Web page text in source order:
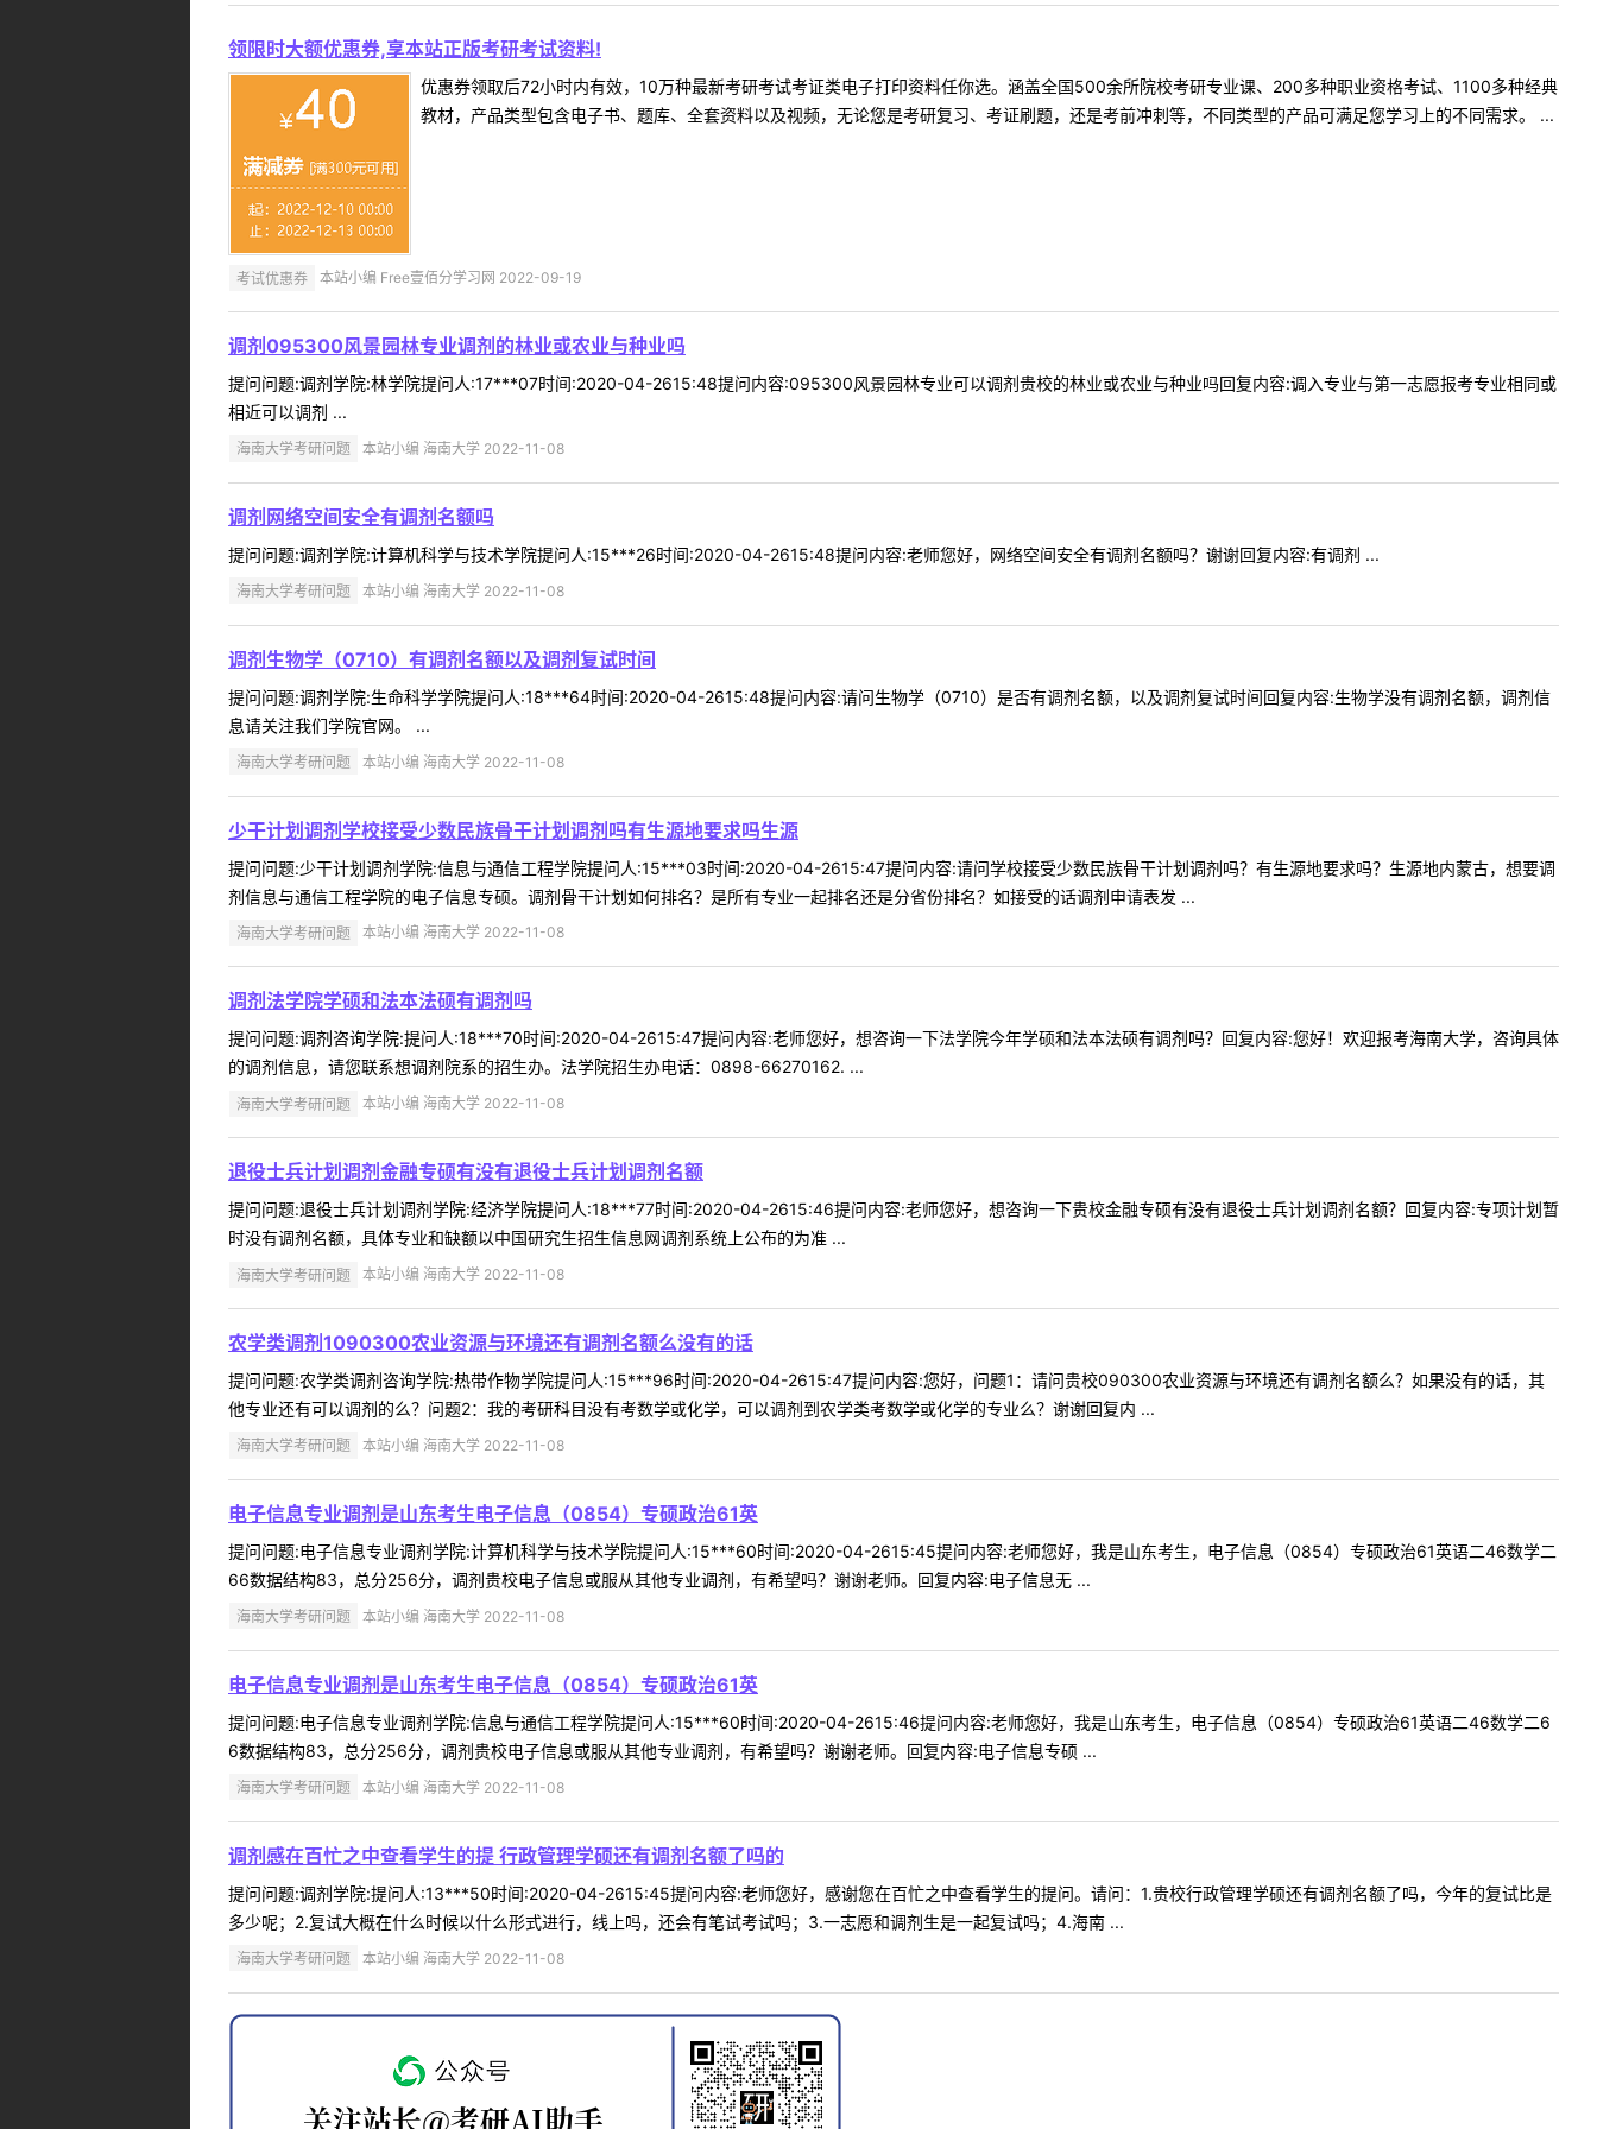
领限时大额优惠券,享本站正版考研考试资料!
优惠券领取后72小时内有效，10万种最新考研考试考证类电子打印资料任你选。涵盖全国500余所院校考研专业课、200多种职业资格考试、1100多种经典
教材，产品类型包含电子书、题库、全套资料以及视频，无论您是考研复习、考证刷题，还是考前冲刺等，不同类型的产品可满足您学习上的不同需求。 ...
考试优惠券 本站小编 Free壹佰分学习网 2022-09-19
调剂095300风景园林专业调剂的林业或农业与种业吗
提问问题:调剂学院:林学院提问人:17***07时间:2020-04-2615:48提问内容:095300风景园林专业可以调剂贵校的林业或农业与种业吗回复内容:调入专业与第一志愿报考专业相同或
相近可以调剂 ...
海南大学考研问题 本站小编 海南大学 2022-11-08
调剂网络空间安全有调剂名额吗
提问问题:调剂学院:计算机科学与技术学院提问人:15***26时间:2020-04-2615:48提问内容:老师您好，网络空间安全有调剂名额吗？谢谢回复内容:有调剂 ...
海南大学考研问题 本站小编 海南大学 2022-11-08
调剂生物学（0710）有调剂名额以及调剂复试时间
提问问题:调剂学院:生命科学学院提问人:18***64时间:2020-04-2615:48提问内容:请问生物学（0710）是否有调剂名额，以及调剂复试时间回复内容:生物学没有调剂名额，调剂信
息请关注我们学院官网。 ...
海南大学考研问题 本站小编 海南大学 2022-11-08
少干计划调剂学校接受少数民族骨干计划调剂吗有生源地要求吗生源
提问问题:少干计划调剂学院:信息与通信工程学院提问人:15***03时间:2020-04-2615:47提问内容:请问学校接受少数民族骨干计划调剂吗？有生源地要求吗？生源地内蒙古，想要调
剂信息与通信工程学院的电子信息专硕。调剂骨干计划如何排名？是所有专业一起排名还是分省份排名？如接受的话调剂申请表发 ...
海南大学考研问题 本站小编 海南大学 2022-11-08
调剂法学院学硕和法本法硕有调剂吗
提问问题:调剂咨询学院:提问人:18***70时间:2020-04-2615:47提问内容:老师您好，想咨询一下法学院今年学硕和法本法硕有调剂吗？回复内容:您好！欢迎报考海南大学，咨询具体
的调剂信息，请您联系想调剂院系的招生办。法学院招生办电话：0898-66270162. ...
海南大学考研问题 本站小编 海南大学 2022-11-08
退役士兵计划调剂金融专硕有没有退役士兵计划调剂名额
提问问题:退役士兵计划调剂学院:经济学院提问人:18***77时间:2020-04-2615:46提问内容:老师您好，想咨询一下贵校金融专硕有没有退役士兵计划调剂名额？回复内容:专项计划暂
时没有调剂名额，具体专业和缺额以中国研究生招生信息网调剂系统上公布的为准 ...
海南大学考研问题 本站小编 海南大学 2022-11-08
农学类调剂1090300农业资源与环境还有调剂名额么没有的话
提问问题:农学类调剂咨询学院:热带作物学院提问人:15***96时间:2020-04-2615:47提问内容:您好，问题1：请问贵校090300农业资源与环境还有调剂名额么？如果没有的话，其
他专业还有可以调剂的么？问题2：我的考研科目没有考数学或化学，可以调剂到农学类考数学或化学的专业么？谢谢回复内 ...
海南大学考研问题 本站小编 海南大学 2022-11-08
电子信息专业调剂是山东考生电子信息（0854）专硕政治61英
提问问题:电子信息专业调剂学院:计算机科学与技术学院提问人:15***60时间:2020-04-2615:45提问内容:老师您好，我是山东考生，电子信息（0854）专硕政治61英语二46数学二
66数据结构83，总分256分，调剂贵校电子信息或服从其他专业调剂，有希望吗？谢谢老师。回复内容:电子信息无 ...
海南大学考研问题 本站小编 海南大学 2022-11-08
电子信息专业调剂是山东考生电子信息（0854）专硕政治61英
提问问题:电子信息专业调剂学院:信息与通信工程学院提问人:15***60时间:2020-04-2615:46提问内容:老师您好，我是山东考生，电子信息（0854）专硕政治61英语二46数学二6
6数据结构83，总分256分，调剂贵校电子信息或服从其他专业调剂，有希望吗？谢谢老师。回复内容:电子信息专硕 ...
海南大学考研问题 本站小编 海南大学 2022-11-08
调剂感在百忙之中查看学生的提 行政管理学硕还有调剂名额了吗的
提问问题:调剂学院:提问人:13***50时间:2020-04-2615:45提问内容:老师您好，感谢您在百忙之中查看学生的提问。请问：1.贵校行政管理学硕还有调剂名额了吗，今年的复试比是
多少呢；2.复试大概在什么时候以什么形式进行，线上吗，还会有笔试考试吗；3.一志愿和调剂生是一起复试吗；4.海南 ...
海南大学考研问题 本站小编 海南大学 2022-11-08